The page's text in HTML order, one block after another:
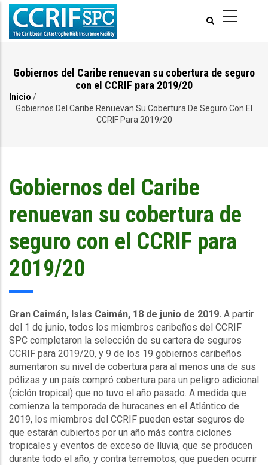
Pasar
contenido
Gobiernos del Caribe renuevan su cobertura de seguro
con el CCRIF para 2019/20
Ruta
Inicio /
Gobiernos Del Caribe Renuevan Su Cobertura De Seguro Con El
CCRIF Para 2019/20
Gobiernos del Caribe
renuevan su cobertura de
seguro con el CCRIF para
2019/20
Gran Caimán, Islas Caimán, 18 de junio de 2019. A partir
del 1 de junio, todos los miembros caribeños del CCRIF
SPC completaron la selección de su cartera de seguros
CCRIF para 2019/20, y 9 de los 19 gobiernos caribeños
aumentaron su nivel de cobertura para al menos una de sus
pólizas y un país compró cobertura para un peligro adicional
(ciclón tropical) que no tuvo el año pasado. A medida que
comienza la temporada de huracanes en el Atlántico de
2019, los miembros del CCRIF pueden estar seguros de
que estarán cubiertos por un año más contra ciclones
tropicales y eventos de exceso de lluvia, que se producen
durante todo el año, y contra terremotos, que pueden ocurrir